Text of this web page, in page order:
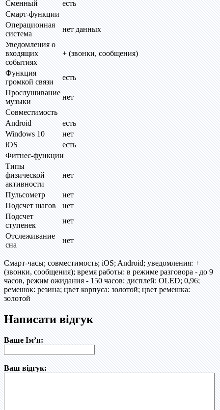
Сменный
есть
Смарт-функции
Операционная
система
нет данных
Уведомления о
входящих
событиях
+ (звонки, сообщения)
Функция
громкой связи
есть
Прослушивание
музыки
нет
Совместимость
Android
есть
Windows 10
нет
iOS
есть
Фитнес-функции
Типы
физической
активности
нет
Пульсометр
нет
Подсчет шагов
нет
Подсчет
ступенек
нет
Отслеживание
сна
нет
Смарт-часы; совместимость; iOS; Android; уведомления: +
(звонки, сообщения); время работы: в режиме разговора - до 9
часов, режим ожидания - 150 часов; дисплей: OLED; 0,96;
ремешок: резина; цвет корпуса: золотой; цвет ремешка:
золотой
Написати відгук
Ваше Ім’я:
Ваш відгук: